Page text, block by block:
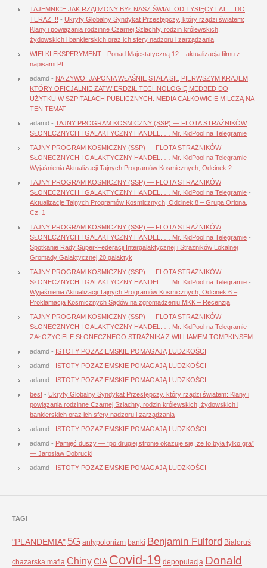
TAJEMNICE JAK RZĄDZONY BYŁ NASZ ŚWIAT OD TYSIĘCY LAT… DO
TERAZ !!! - Ukryty Globalny Syndykat Przestępczy, który rządzi światem:
Klany i powiązania rodzinne Czarnej Szlachty, rodzin królewskich,
żydowskich i bankierskich oraz ich sfery nadzoru i zarządzania
WIELKI EKSPERYMENT - Ponad Majestatyczną 12 – aktualizacja filmu z
napisami PL
adamd - NA ŻYWO: JAPONIA WŁAŚNIE STAŁA SIĘ PIERWSZYM KRAJEM,
KTÓRY OFICJALNIE ZATWIERDZIŁ TECHNOLOGIĘ MEDBED DO
UŻYTKU W SZPITALACH PUBLICZNYCH. MEDIA CAŁKOWICIE MILCZĄ NA
TEN TEMAT
adamd - TAJNY PROGRAM KOSMICZNY (SSP) — FLOTA STRAŻNIKÓW
SŁONECZNYCH I GALAKTYCZNY HANDEL. … Mr. KidPool na Telegramie
TAJNY PROGRAM KOSMICZNY (SSP) — FLOTA STRAŻNIKÓW
SŁONECZNYCH I GALAKTYCZNY HANDEL. … Mr. KidPool na Telegramie -
Wyjaśnienia Aktualizacji Tajnych Programów Kosmicznych, Odcinek 2
TAJNY PROGRAM KOSMICZNY (SSP) — FLOTA STRAŻNIKÓW
SŁONECZNYCH I GALAKTYCZNY HANDEL. … Mr. KidPool na Telegramie -
Aktualizacje Tajnych Programów Kosmicznych, Odcinek 8 – Grupa Oriona,
Cz. 1
TAJNY PROGRAM KOSMICZNY (SSP) — FLOTA STRAŻNIKÓW
SŁONECZNYCH I GALAKTYCZNY HANDEL. … Mr. KidPool na Telegramie -
Spotkanie Rady Super-Federacji Intergalaktycznej i Strażników Lokalnej
Gromady Galaktycznej 20 galaktyk
TAJNY PROGRAM KOSMICZNY (SSP) — FLOTA STRAŻNIKÓW
SŁONECZNYCH I GALAKTYCZNY HANDEL. … Mr. KidPool na Telegramie -
Wyjaśnienia Aktualizacji Tajnych Programów Kosmicznych, Odcinek 6 –
Proklamacja Kosmicznych Sądów na zgromadzeniu MKK – Recenzja
TAJNY PROGRAM KOSMICZNY (SSP) — FLOTA STRAŻNIKÓW
SŁONECZNYCH I GALAKTYCZNY HANDEL. … Mr. KidPool na Telegramie -
ZAŁOŻYCIELE SŁONECZNEGO STRAŻNIKA Z WILLIAMEM TOMPKINSEM
adamd - ISTOTY POZAZIEMSKIE POMAGAJĄ LUDZKOŚCI
adamd - ISTOTY POZAZIEMSKIE POMAGAJĄ LUDZKOŚCI
adamd - ISTOTY POZAZIEMSKIE POMAGAJĄ LUDZKOŚCI
best - Ukryty Globalny Syndykat Przestępczy, który rządzi światem: Klany i
powiązania rodzinne Czarnej Szlachty, rodzin królewskich, żydowskich i
bankierskich oraz ich sfery nadzoru i zarządzania
adamd - ISTOTY POZAZIEMSKIE POMAGAJĄ LUDZKOŚCI
adamd - Pamięć duszy — “po drugiej stronie okazuje się, że to była tylko gra”
— Jarosław Dobrucki
adamd - ISTOTY POZAZIEMSKIE POMAGAJĄ LUDZKOŚCI
TAGI
"PLANDEMIA" 5G antypolonizm banki Benjamin Fulford Białoruś
chazarska mafia ChinyCIA Covid-19 depopulacja Donald